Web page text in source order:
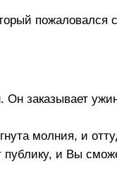
пожаловался
Он заказывает
молния, и
и Вы